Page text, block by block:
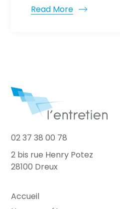
Read More
02 37 38 00 78
2 bis rue Henry Potez
28100 Dreux
Accueil